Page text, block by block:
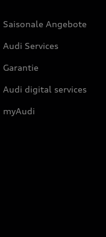
Saisonale Angebote
Audi Services
Garantie
Audi digital services
myAudi